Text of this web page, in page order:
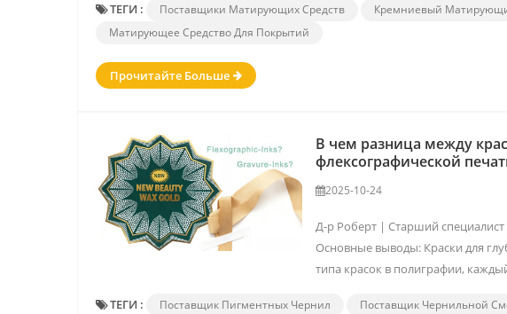
ТЕГИ : Поставщики Матирующих Средств
Кремниевый
Матирующее Средство Для Покрытий
Прочитайте Больше
В чем разница между
флексографической
2025-10-24
Д-р Роберт | Старший
Основные выводы: Краски для
типа красок в полиграфии,
ТЕГИ : Поставщик Пигментных Чернил Поставщик Чернильной